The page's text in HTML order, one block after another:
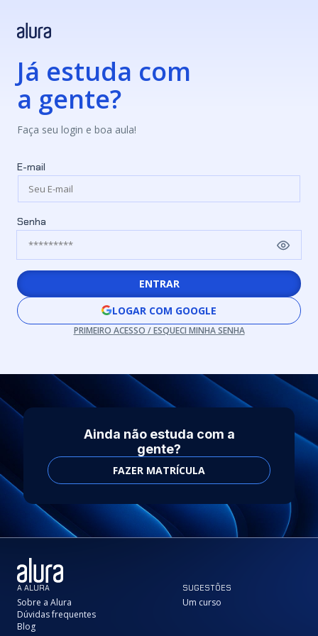
Já estuda com
a gente?
Faça seu login e boa aula!
E-mail
Senha
ENTRAR
LOGAR COM GOOGLE
PRIMEIRO ACESSO / ESQUECI MINHA SENHA
Ainda não estuda com a
gente?
FAZER MATRÍCULA
A ALURA
Sobre a Alura
Dúvidas frequentes
Blog
SUGESTÕES
Um curso